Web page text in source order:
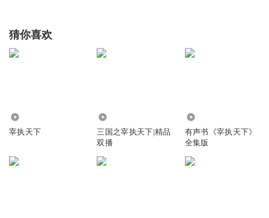
猜你喜欢
宰执天下
三国之宰执天下|精品
双播
有声书《宰执天下》
全集版